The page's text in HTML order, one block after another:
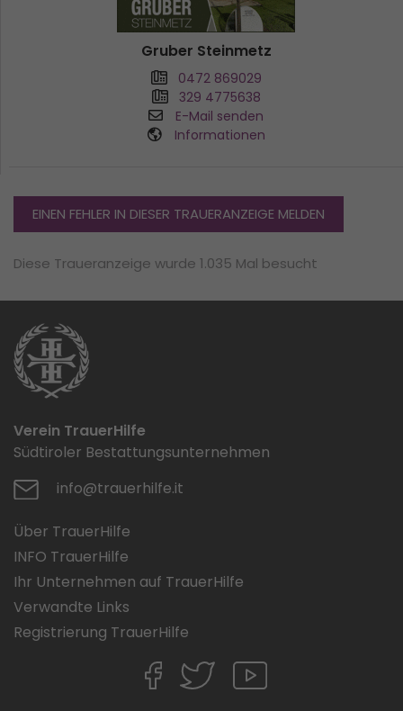
Gruber Steinmetz
0472 869029
329 4775638
E-Mail senden
Informationen
EINEN FEHLER IN DIESER TRAUERANZEIGE MELDEN
Diese Traueranzeige wurde 1.035 Mal besucht
Verein TrauerHilfe
Südtiroler Bestattungsunternehmen
info@trauerhilfe.it
Über TrauerHilfe
INFO TrauerHilfe
Ihr Unternehmen auf TrauerHilfe
Verwandte Links
Registrierung TrauerHilfe